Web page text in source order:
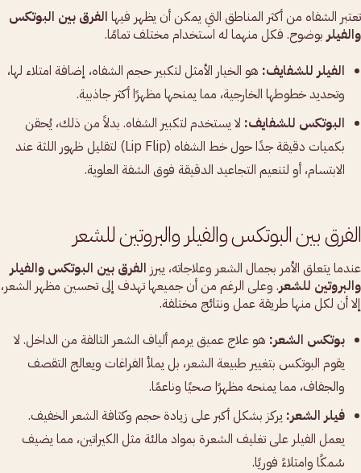
تعتبر الشفاه من أكثر المناطق التي يمكن أن يظهر فيها الفرق بين البوتكس
والفيلر بوضوح. فكل منهما له استخدام مختلف تمامًا.
الفيلر للشفايف: هو الخيار الأمثل لتكبير حجم الشفاه، إضافة امتلاء لها،
وتحديد خطوطها الخارجية، مما يمنحها مظهرًا أكثر جاذبية.
البوتكس للشفايف: لا يستخدم لتكبير الشفاه. بدلاً من ذلك، يُحقن
بكميات دقيقة جدًا حول خط الشفاه (Lip Flip) لتقليل ظهور اللثة عند
الابتسام، أو لتنعيم التجاعيد الدقيقة فوق الشفة العلوية.
الفرق بين البوتكس والفيلر والبروتين للشعر
عندما يتعلق الأمر بجمال الشعر وعلاجاته، يبرز الفرق بين البوتكس والفيلر
والبروتين للشعر. وعلى الرغم من أن جميعها تهدف إلى تحسين مظهر الشعر،
إلا أن لكل منها طريقة عمل ونتائج مختلفة.
بوتكس الشعر: هو علاج عميق يرمم ألياف الشعر التالفة من الداخل. لا
يقوم البوتكس بتغيير طبيعة الشعر، بل يملأ الفراغات ويعالج التقصف
والجفاف، مما يمنحه مظهرًا صحيًا وناعمًا.
فيلر الشعر: يركز بشكل أكبر على زيادة حجم وكثافة الشعر الخفيف.
يعمل الفيلر على تغليف الشعرة بمواد مالئة مثل الكيراتين، مما يضيف
سُمكًا وامتلاءً فوريًا.